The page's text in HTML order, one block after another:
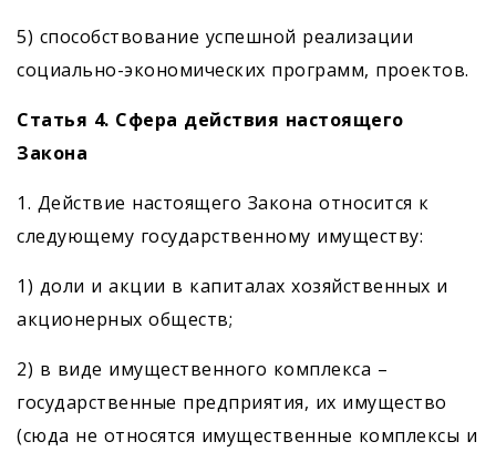
5) способствование успешной реализации
социально-экономических программ, проектов.
Статья 4. Сфера действия настоящего
Закона
1. Действие настоящего Закона относится к
следующему государственному имуществу:
1) доли и акции в капиталах хозяйственных и
акционерных обществ;
2) в виде имущественного комплекса –
государственные предприятия, их имущество
(сюда не относятся имущественные комплексы и